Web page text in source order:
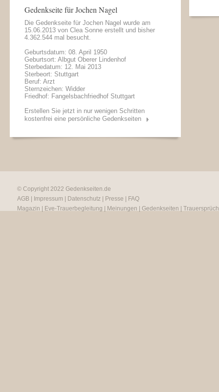
Gedenkseite für Jochen Nagel
Die Gedenkseite für Jochen Nagel wurde am
15.06.2013 von Clea Sonne erstellt und bisher
4.362.544 mal besucht.
Geburtsdatum: 08. April 1950
Geburtsort: Albgut Oberer Lindenhof
Sterbedatum: 12. Mai 2013
Sterbeort: Stuttgart
Beruf: Arzt
Sternzeichen: Widder
Friedhof: Fangelsbachfriedhof Stuttgart
Erstellen Sie jetzt in nur wenigen Schritten
kostenfrei eine persönliche Gedenkseiten
© Copyright 2022 Gedenkseiten.de
AGB
Impressum Datenschutz Presse
FAQ
Magazin
Eve-Trauerbegleitung Meinungen Gedenkseiten